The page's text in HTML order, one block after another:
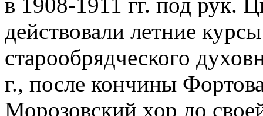
действовали летние
старообрядческого
г., после кончины
Морозовский хор до